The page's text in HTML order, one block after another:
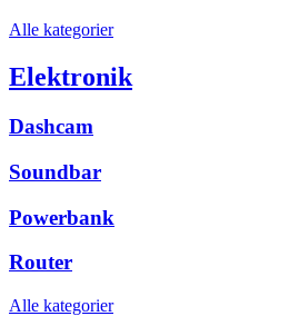
Alle kategorier
Elektronik
Dashcam
Soundbar
Powerbank
Router
Alle kategorier